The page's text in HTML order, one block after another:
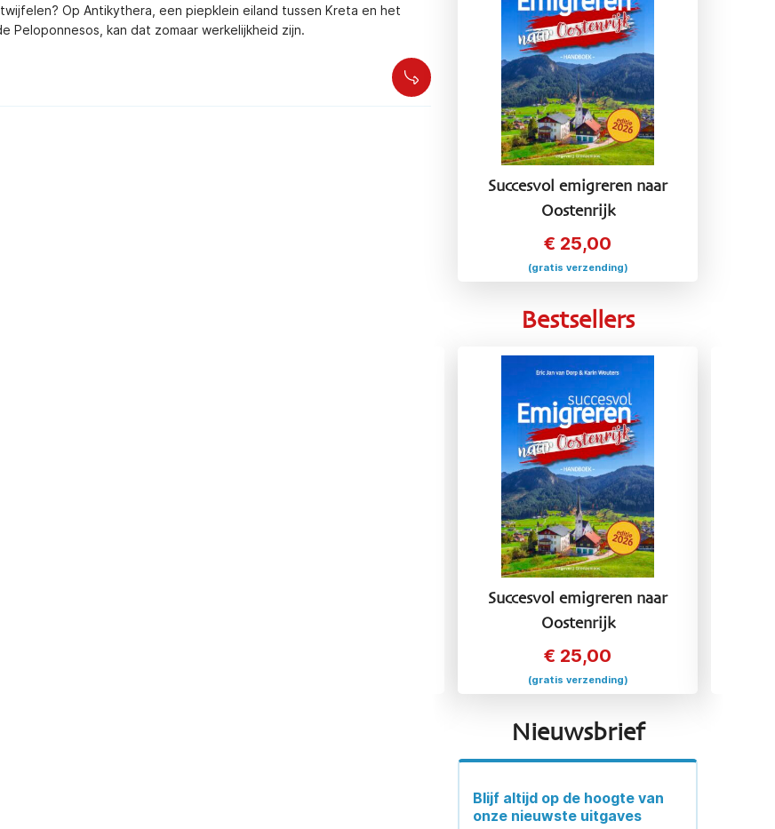
Op Antikythera, een piepklein eiland tussen Kreta en het
Peloponnesos, kan dat zomaar werkelijkheid zijn.
Succesvol emigreren naar
Oostenrijk
€ 25,00
(gratis verzending)
Bestsellers
Succesvol emigreren naar
Oostenrijk
€ 25,00
(gratis verzending)
Nieuwsbrief
Blijf altijd op de hoogte van
onze nieuwste uitgaves